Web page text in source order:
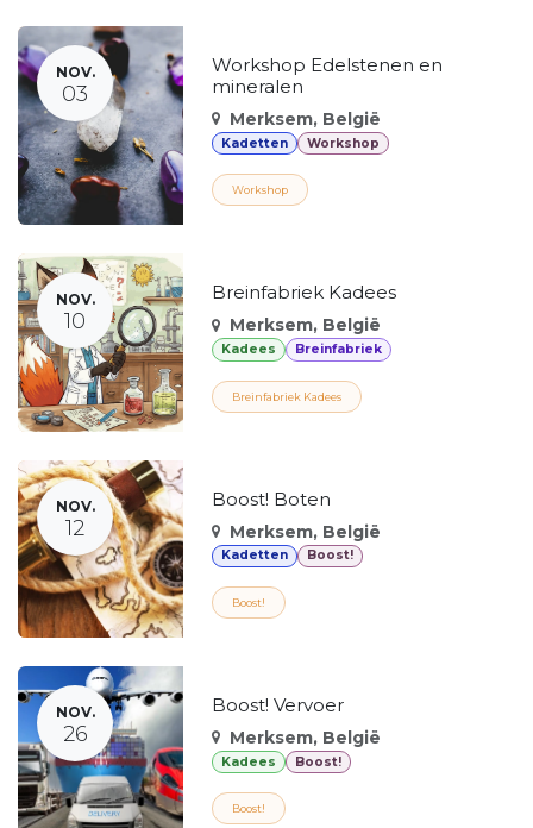
NOV.
03
Workshop Edelstenen en
mineralen
Merksem, België
Kadetten Workshop
Workshop
NOV.
10
Breinfabriek Kadees
Merksem, België
Kadees Breinfabriek
Breinfabriek Kadees
NOV.
12
Boost! Boten
Merksem, België
Kadetten Boost!
Boost!
NOV.
26
Boost! Vervoer
Merksem, België
Kadees Boost!
Boost!